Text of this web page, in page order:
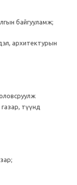
байгууламж;
архитектурын
түүнд